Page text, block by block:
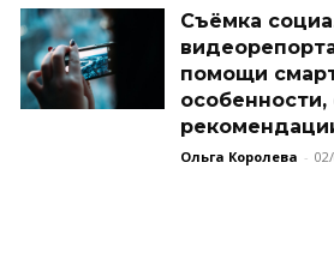
Съёмка
помощи
Ольга Королева -